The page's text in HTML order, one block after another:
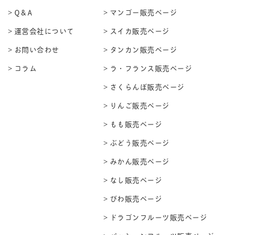
> Q＆A
> 運営会社について
> お問い合わせ
> コラム
> マンゴー販売ページ
> スイカ販売ページ
> タンカン販売ページ
> ラ・フランス販売ページ
> さくらんぼ販売ページ
> りんご販売ページ
> もも販売ページ
> ぶどう販売ページ
> みかん販売ページ
> なし販売ページ
> びわ販売ページ
> ドラゴンフルーツ販売ページ